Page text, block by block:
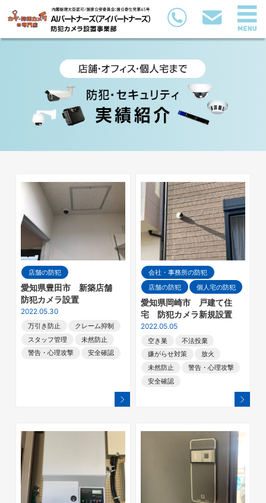
店舗の防犯
愛知県豊田市 新築店舗
防犯カメラ設置
2022.05.30
万引き防止
クレーム抑制
スタッフ管理
未然防止
警告・心理攻撃
安全確認
会社・事務所の防犯
店舗の防犯
個人宅の防犯
愛知県岡崎市 戸建て住
宅 防犯カメラ新規設置
2022.05.05
空き巣
不法投棄
嫌がらせ対策
放火
未然防止
警告・心理攻撃
安全確認